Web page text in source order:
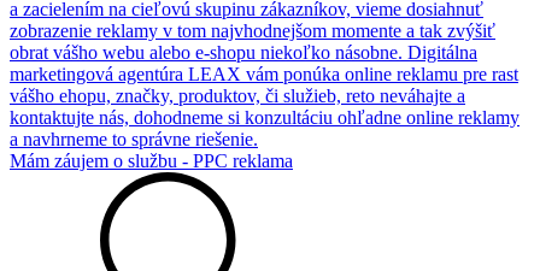
a zacielením na cieľovú skupinu zákazníkov, vieme dosiahnuť
zobrazenie reklamy v tom najvhodnejšom momente a tak zvýšiť
obrat vášho webu alebo e-shopu niekoľko násobne. Digitálna
marketingová agentúra LEAX vám ponúka online reklamu pre rast
vášho ehopu, značky, produktov, či služieb, reto neváhajte a
kontaktujte nás, dohodneme si konzultáciu ohľadne online reklamy
a navhrneme to správne riešenie.
Mám záujem o službu - PPC reklama